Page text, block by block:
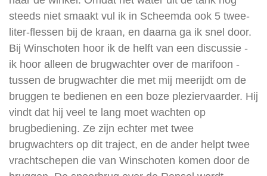
steeds niet smaakt vul ik in Scheemda ook 5 twee-
liter-flessen bij de kraan, en daarna ga ik snel door.
Bij Winschoten hoor ik de helft van een discussie -
ik hoor alleen de brugwachter over de marifoon -
tussen de brugwachter die met mij meerijdt om de
bruggen te bedienen en een boze pleziervaarder. Hij
vindt dat hij veel te lang moet wachten op
brugbediening. Ze zijn echter met twee
brugwachters op dit traject, en de ander helpt twee
vrachtschepen die van Winschoten komen door de